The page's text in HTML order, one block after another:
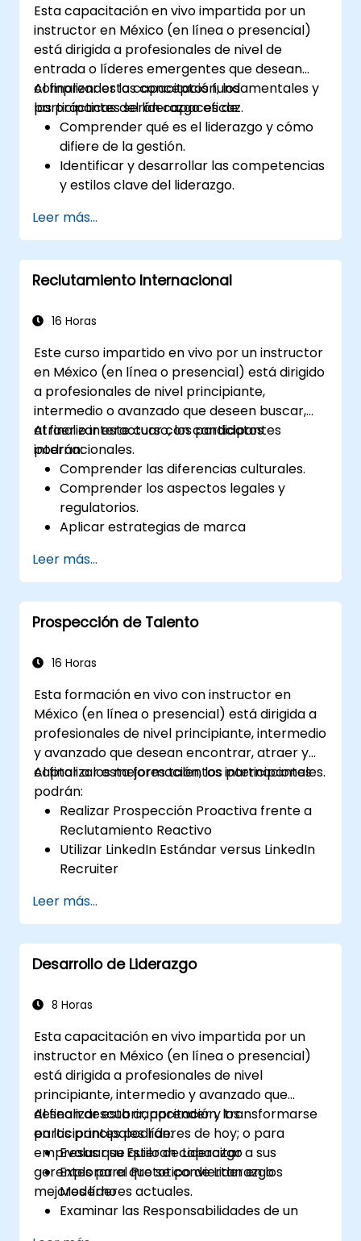
Esta capacitación en vivo impartida por un
instructor en México (en línea o presencial)
está dirigida a profesionales de nivel de
entrada o líderes emergentes que desean
comprender los conceptos fundamentales y
las prácticas del liderazgo eficaz.
Al finalizar esta capacitación, los
participantes serán capaces de:
Comprender qué es el liderazgo y cómo
difiere de la gestión.
Identificar y desarrollar las competencias
y estilos clave del liderazgo.
comunicarlas eficazmente.
Generar confianza e influir en otros
mediante una comunicación efectiva.
Leer más...
Reclutamiento Internacional
16 Horas
Este curso impartido en vivo por un instructor
en México (en línea o presencial) está dirigido
a profesionales de nivel principiante,
intermedio o avanzado que deseen buscar,
atraer e interactuar con candidatos
internacionales.
Al finalizar este curso, los participantes
podrán:
Comprender las diferencias culturales.
Comprender los aspectos legales y
regulatorios.
Aplicar estrategias de marca
Contar con acceso a canales globales de
talento y reclutamiento.
Leer más...
Prospección de Talento
16 Horas
Esta formación en vivo con instructor en
México (en línea o presencial) está dirigida a
profesionales de nivel principiante, intermedio
y avanzado que desean encontrar, atraer y
captar a los mejores talentos internacionales.
Al finalizar esta formación, los participantes
podrán:
Realizar Prospección Proactiva frente a
Reclutamiento Reactivo
Utilizar LinkedIn Estándar versus LinkedIn
Recruiter
Booleana
Vender la oportunidad a los candidatos y
colaborar con los gerentes de
contratación
Leer más...
Desarrollo de Liderazgo
8 Horas
Esta capacitación en vivo impartida por un
instructor en México (en línea o presencial)
está dirigida a profesionales de nivel
principiante, intermedio y avanzado que
desean descubrir, aprender y transformarse
en los principales líderes de hoy; o para
empresas que quieran capacitar a sus
gerentes para que se conviertan en los
mejores líderes actuales.
Al finalizar esta capacitación, los
participantes podrán:
Evaluar su Estilo de Liderazgo
Explorar el Prototipo de Liderazgo
Moderno
Examinar las Responsabilidades de un